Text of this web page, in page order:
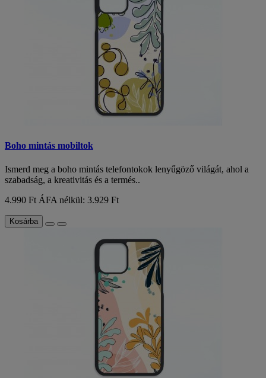
Boho mintás mobiltok
Ismerd meg a boho mintás telefontokok lenyűgöző világát, ahol a
szabadság, a kreativitás és a termés..
4.990 Ft ÁFA nélkül: 3.929 Ft
Kosárba